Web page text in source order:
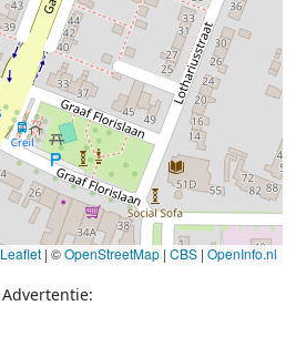
Leaflet | ©OpenStreetMap | CBS | OpenInfo.nl
Advertentie: